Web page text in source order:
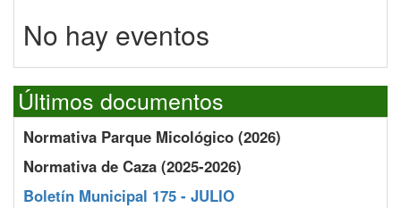
No hay eventos
Últimos documentos
Normativa Parque Micológico (2026)
Normativa de Caza (2025-2026)
Boletín Municipal 175 - JULIO